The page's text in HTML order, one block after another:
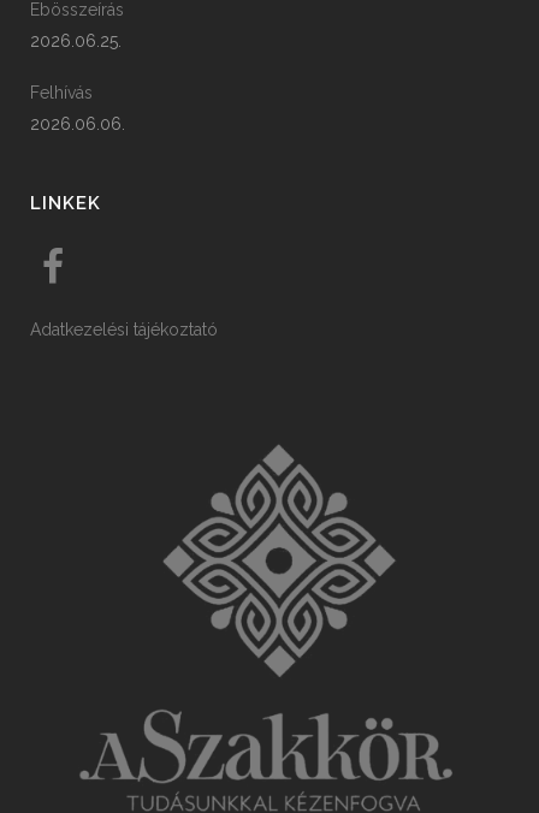
Ebösszeírás
2026.06.25.
Felhívás
2026.06.06.
LINKEK
Adatkezelési tájékoztató